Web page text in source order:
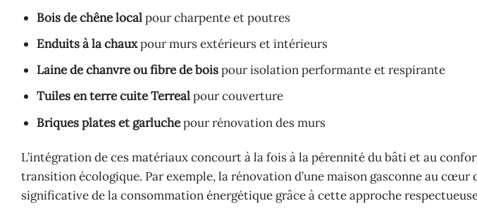
Bois de chêne localpour charpente et poutres
Enduits à la chauxpour murs extérieurs et intérieurs
Laine de chanvre ou fibre de boispour isolation performante et respirante
Tuiles en terre cuite Terrealpour couverture
Briques plates et garluchepour rénovation des murs
L’intégration de ces matériaux concourt à la fois à la pérennité du bâti et au
transition écologique. Par exemple, la rénovation d’une maison gasconne au cœur
significative de la consommation énergétique grâce à cette approche